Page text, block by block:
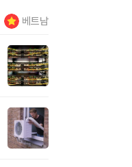
베트남